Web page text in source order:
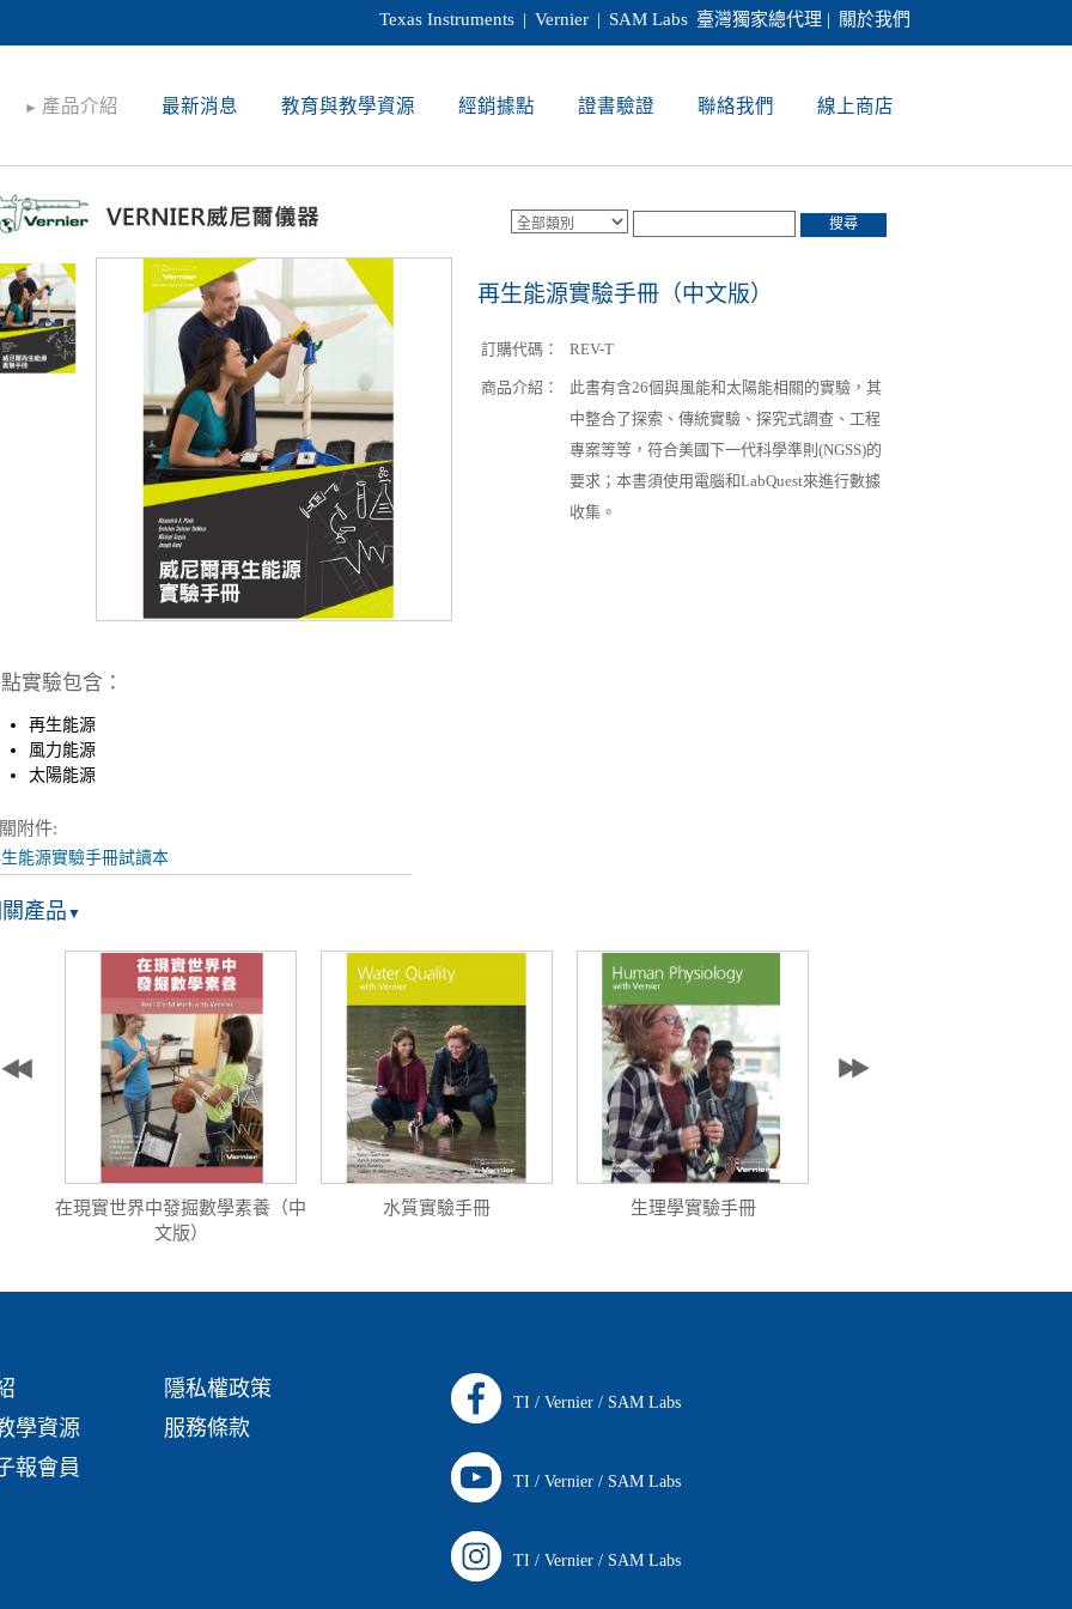
Texas Instruments | Vernier | SAM Labs 臺灣獨家總代理 | 關於我們
► 產品介紹 最新消息 教育與教學資源 經銷據點 證書驗證 聯絡我們 線上商店
搜尋
再生能源實驗手冊（中文版）
訂購代碼： REV-T
商品介紹：
此書有含26個與風能和太陽能相關的實驗，其
中整合了探索、傳統實驗、探究式調查、工程
專案等等，符合美國下一代科學準則(NGSS)的
要求；本書須使用電腦和LabQuest來進行數據
收集。
實驗包含：
再生能源
風力能源
太陽能源
附件:
能源實驗手冊試讀本
產品 ▼
在現實世界中發掘數學素養（中
文版）
水質實驗手冊 生理學實驗手冊
學資源
報會員
隱私權政策
服務條款
TI / Vernier / SAM Labs
TI / Vernier / SAM Labs
TI / Vernier / SAM Labs